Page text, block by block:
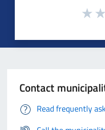
Contact
Read frequently